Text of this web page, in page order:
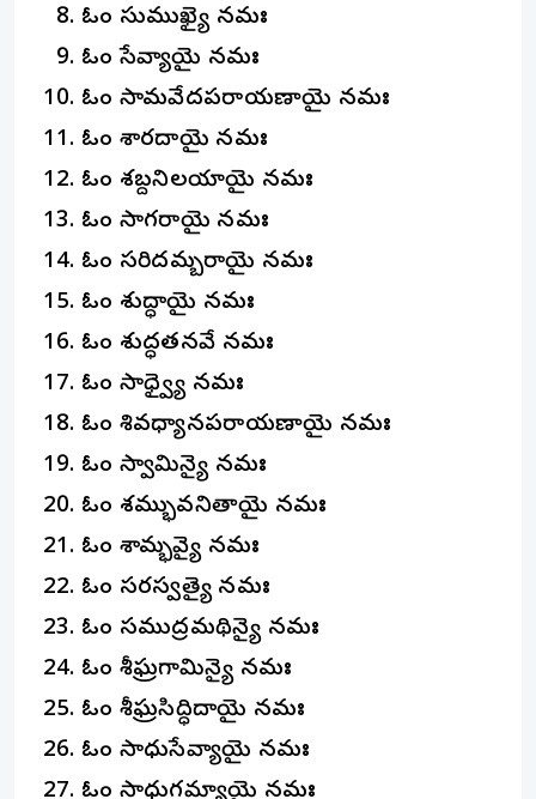
ఓం సుముఖ్యై నమః
ఓం సేవ్యాయై నమః
ఓం సామవేదపరాయణాయై నమః
ఓం శారదాయై నమః
ఓం శబ్దనిలయాయై నమః
ఓం సాగరాయై నమః
ఓం సరిదమ్బరాయై నమః
ఓం శుద్ధాయై నమః
ఓం శుద్ధతనవే నమః
ఓం సాధ్వ్యై నమః
ఓం శివధ్యానపరాయణాయై నమః
ఓం స్వామిన్యై నమః
ఓం శమ్భువనితాయై నమః
ఓం శామ్భవ్యై నమః
ఓం సరస్వత్యై నమః
ఓం సముద్రమథిన్యై నమః
ఓం శీఘ్రగామిన్యై నమః
ఓం శీఘ్రసిద్ధిదాయై నమః
ఓం సాధుసేవ్యాయై నమః
ఓం సాధుగమ్యాయై నమః